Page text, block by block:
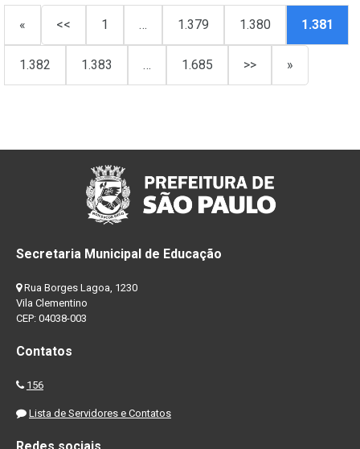
« << 1 … 1.379 1.380 1.381
1.382 1.383 … 1.685 >> »
Secretaria Municipal de Educação
Rua Borges Lagoa, 1230
Vila Clementino
CEP: 04038-003
Contatos
156
Lista de Servidores e Contatos